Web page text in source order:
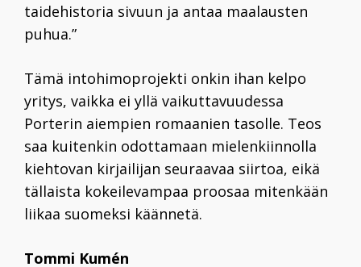
taidehistoria sivuun ja antaa maalausten
puhua.”
Tämä intohimoprojekti onkin ihan kelpo
yritys, vaikka ei yllä vaikuttavuudessa
Porterin aiempien romaanien tasolle. Teos
saa kuitenkin odottamaan mielenkiinnolla
kiehtovan kirjailijan seuraavaa siirtoa, eikä
tällaista kokeilevampaa proosaa mitenkään
liikaa suomeksi käännetä.
Tommi Kumén